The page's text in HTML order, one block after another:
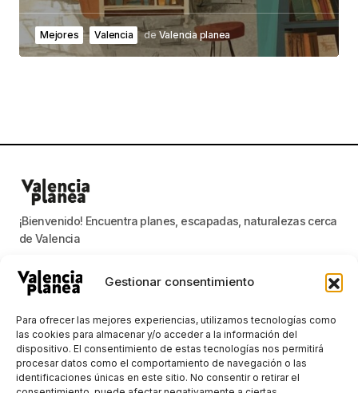
Gestionar consentimiento
Para ofrecer las mejores experiencias, utilizamos tecnologías como
las cookies para almacenar y/o acceder a la información del
dispositivo. El consentimiento de estas tecnologías nos permitirá
procesar datos como el comportamiento de navegación o las
identificaciones únicas en este sitio. No consentir o retirar el
Mejores Valencia de Valencia planea
¡Bienvenido! Encuentra planes, escapadas, naturalezas cerca
de Valencia
Valencia planea
Mantenerse al día con las noticias más
importantes